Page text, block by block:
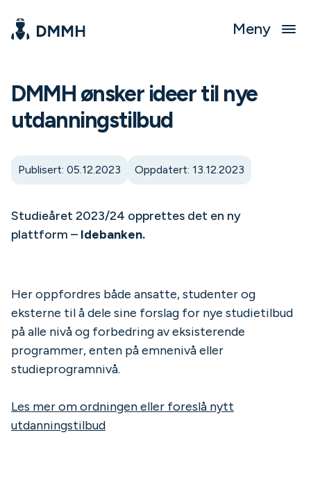
Meny
DMMH ønsker ideer til nye
utdanningstilbud
Publisert: 05.12.2023 Oppdatert: 13.12.2023
Studieåret 2023/24 opprettes det en ny
plattform – Idebanken.
Her oppfordres både ansatte, studenter og
eksterne til å dele sine forslag for nye studietilbud
på alle nivå og forbedring av eksisterende
programmer, enten på emnenivå eller
studieprogramnivå.
Les mer om ordningen eller foreslå nytt
utdanningstilbud